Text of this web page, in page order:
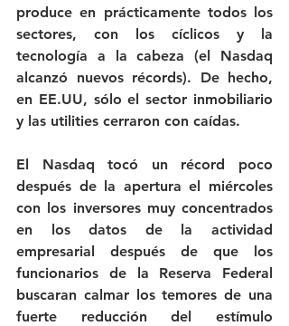
produce en prácticamente todos los
sectores, con los cíclicos y la
tecnología a la cabeza (el Nasdaq
alcanzó nuevos récords). De hecho,
en EE.UU, sólo el sector inmobiliario
y las utilities cerraron con caídas.
El Nasdaq tocó un récord poco
después de la apertura el miércoles
con los inversores muy concentrados
en los datos de la actividad
empresarial después de que los
funcionarios de la Reserva Federal
buscaran calmar los temores de una
fuerte reducción del estímulo